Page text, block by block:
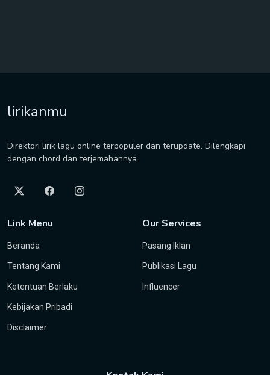
lirikanmu
Direktori lirik lagu online terpopuler dan terupdate. Dilengkapi
dengan chord dan terjemahannya.
Link Menu
Beranda
Tentang Kami
Ketentuan Berlaku
Kebijakan Pribadi
Disclaimer
Our Services
Pasang Iklan
Publikasi Lagu
Influencer